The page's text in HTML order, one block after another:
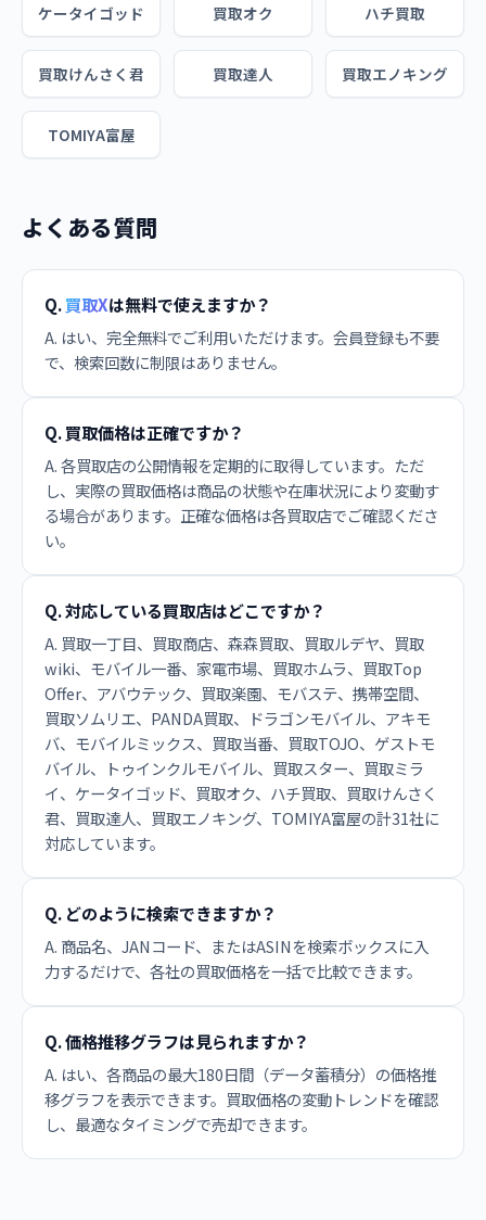
ケータイゴッド 買取オク ハチ買取
買取けんさく君 買取達人 買取エノキング
TOMIYA富屋
よくある質問
Q.買取Xは無料で使えますか？
A. はい、完全無料でご利用いただけます。会員登録も不要
で、検索回数に制限はありません。
Q. 買取価格は正確ですか？
A. 各買取店の公開情報を定期的に取得しています。ただ
し、実際の買取価格は商品の状態や在庫状況により変動す
る場合があります。正確な価格は各買取店でご確認くださ
い。
Q. 対応している買取店はどこですか？
A. 買取一丁目、買取商店、森森買取、買取ルデヤ、買取
wiki、モバイル一番、家電市場、買取ホムラ、買取Top
Offer、アバウテック、買取楽園、モバステ、携帯空間、
買取ソムリエ、PANDA買取、ドラゴンモバイル、アキモ
バ、モバイルミックス、買取当番、買取TOJO、ゲストモ
バイル、トゥインクルモバイル、買取スター、買取ミラ
イ、ケータイゴッド、買取オク、ハチ買取、買取けんさく
君、買取達人、買取エノキング、TOMIYA富屋の計31社に
対応しています。
Q. どのように検索できますか？
A. 商品名、JANコード、またはASINを検索ボックスに入
力するだけで、各社の買取価格を一括で比較できます。
Q. 価格推移グラフは見られますか？
A. はい、各商品の最大180日間（データ蓄積分）の価格推
移グラフを表示できます。買取価格の変動トレンドを確認
し、最適なタイミングで売却できます。